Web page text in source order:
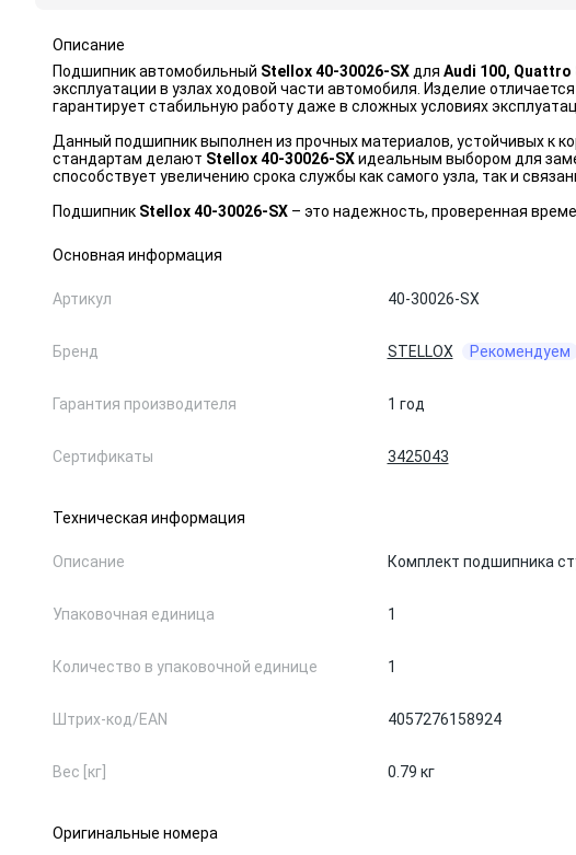
Описание
Подшипник автомобильный Stellox 40-30026-SX для Audi 100, Quattro
эксплуатации в узлах ходовой части автомобиля. Изделие
гарантирует стабильную работу даже в сложных условиях
Данный подшипник выполнен из прочных материалов, устойчивых к
стандартам делают Stellox 40-30026-SXидеальным выбором для
способствует увеличению срока службы как самого узла, так и
Подшипник Stellox 40-30026-SX – это надежность, проверенная
Основная информация
Артикул 40-30026-SX
Бренд STELLOX Рекомендуем
Гарантия производителя 1 год
Сертификаты 3425043
Техническая информация
Описание Комплект подшипника
Упаковочная единица 1
Количество в упаковочной единице 1
Штрих-код/EAN 4057276158924
Вес [кг] 0.79 кг
Оригинальные номера